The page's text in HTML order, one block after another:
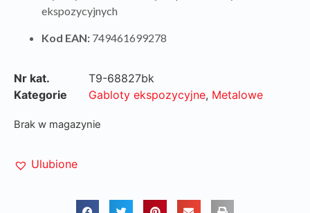
ekspozycyjnych
Kod EAN: 749461699278
Nr kat.
T9-68827bk
Kategorie
Gabloty ekspozycyjne, Metalowe
Brak w magazynie
Ulubione